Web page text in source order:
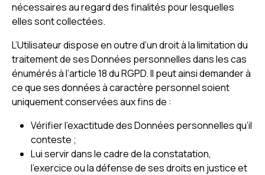
nécessaires au regard des finalités pour lesquelles
elles sont collectées.
L’Utilisateur dispose en outre d’un droit à la limitation du
traitement de ses Données personnelles dans les cas
énumérés à l’article 18 du RGPD. Il peut ainsi demander à
ce que ses données à caractère personnel soient
uniquement conservées aux fins de :
Vérifier l’exactitude des Données personnelles qu’il
conteste ;
Lui servir dans le cadre de la constatation,
l’exercice ou la défense de ses droits en justice et